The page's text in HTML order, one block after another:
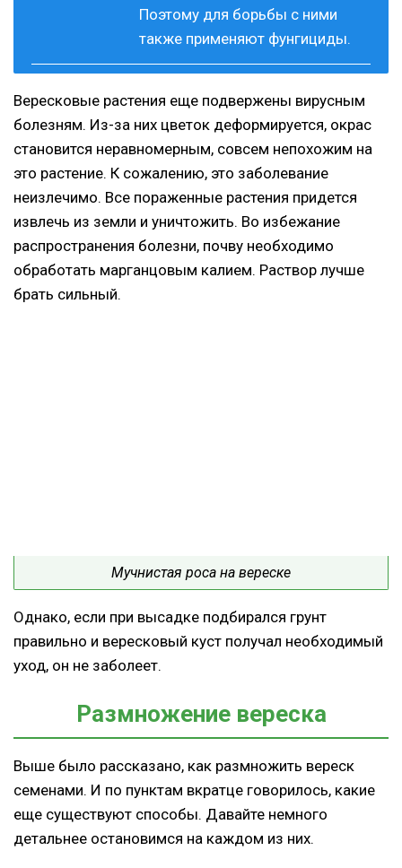
Поэтому для борьбы с ними
также применяют фунгициды.
Вересковые растения еще подвержены вирусным
болезням. Из-за них цветок деформируется, окрас
становится неравномерным, совсем непохожим на
это растение. К сожалению, это заболевание
неизлечимо. Все пораженные растения придется
извлечь из земли и уничтожить. Во избежание
распространения болезни, почву необходимо
обработать марганцовым калием. Раствор лучше
брать сильный.
Мучнистая роса на вереске
Однако, если при высадке подбирался грунт
правильно и вересковый куст получал необходимый
уход, он не заболеет.
Размножение вереска
Выше было рассказано, как размножить вереск
семенами. И по пунктам вкратце говорилось, какие
еще существуют способы. Давайте немного
детальнее остановимся на каждом из них.